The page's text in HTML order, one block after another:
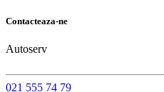
Contacteaza-ne
Autoserv
021 555 74 79